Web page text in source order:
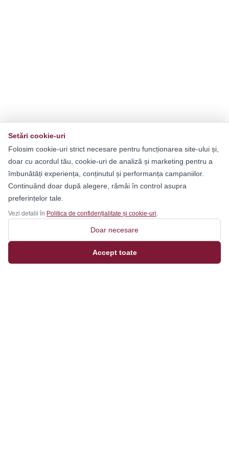
Setări cookie-uri
Folosim cookie-uri strict necesare pentru funcționarea site-ului și,
doar cu acordul tău, cookie-uri de analiză și marketing pentru a
îmbunătăți experiența, conținutul și performanța campaniilor.
Continuând doar după alegere, rămâi în control asupra
preferințelor tale.
Vezi detalii în Politica de confidențialitate și cookie-uri.
Doar necesare
Accept toate